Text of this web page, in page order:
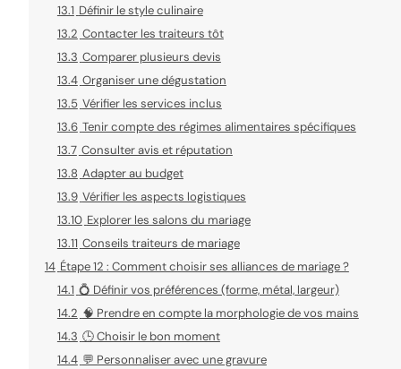
13.1 Définir le style culinaire
13.2 Contacter les traiteurs tôt
13.3 Comparer plusieurs devis
13.4 Organiser une dégustation
13.5 Vérifier les services inclus
13.6 Tenir compte des régimes alimentaires spécifiques
13.7 Consulter avis et réputation
13.8 Adapter au budget
13.9 Vérifier les aspects logistiques
13.10 Explorer les salons du mariage
13.11 Conseils traiteurs de mariage
14 Étape 12 : Comment choisir ses alliances de mariage ?
14.1 💍 Définir vos préférences (forme, métal, largeur)
14.2 🧠 Prendre en compte la morphologie de vos mains
14.3 🕒 Choisir le bon moment
14.4 💬 Personnaliser avec une gravure